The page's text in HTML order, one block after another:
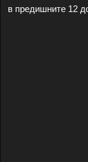
в предишните 12